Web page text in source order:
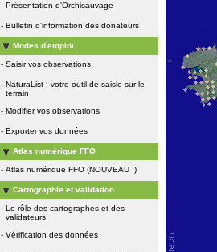
- Présentation d'Orchisauvage
- Bulletin d'information des donateurs
Modes d'emploi
- Saisir vos observations
- NaturaList : votre outil de saisie sur le
terrain
- Modifier vos observations
- Exporter vos données
Atlas numérique FFO
- Atlas numérique FFO (NOUVEAU !)
Cartographie et validation
- Le rôle des cartographes et des
validateurs
- Vérification des données